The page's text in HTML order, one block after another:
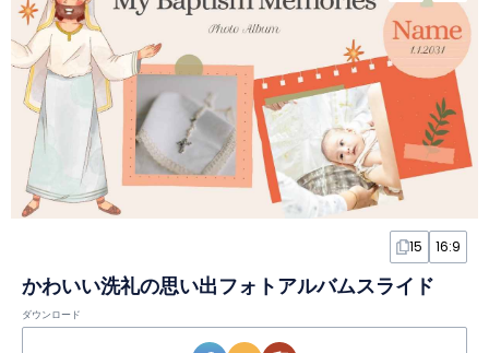
15 16:9
かわいい洗礼の思い出フォトアルバムスライド
ダウンロード